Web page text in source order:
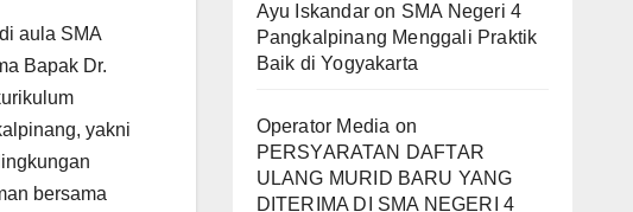
aula SMA
Bapak Dr.
yakni
bersama
Ayu Iskandaron SMA Negeri 4
Pangkalpinang Menggali Praktik
Baik di Yogyakarta
Operator Media on
PERSYARATAN DAFTAR
ULANG MURID BARU YANG
DITERIMA DI SMA NEGERI 4